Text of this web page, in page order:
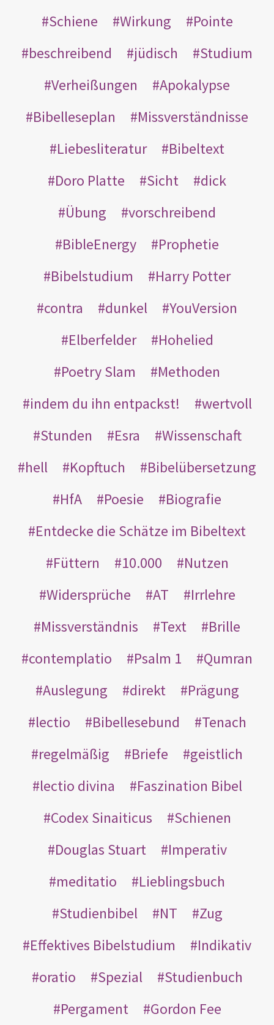
Schiene Wirkung
Pointe
beschreibend
jüdisch
Studium
Verheißungen
Apokalypse
Bibelleseplan
Missverständnisse
Liebesliteratur
Bibeltext
Doro Platte
Sicht
dick
Übung
vorschreibend
BibleEnergy
Prophetie
Bibelstudium
Harry Potter
contra
dunkel
YouVersion
Elberfelder
Hohelied
Poetry Slam
Methoden
indem du ihn entpackst!
wertvoll
Stunden
Esra
Wissenschaft
hell
Kopftuch
Bibelübersetzung
HfA
Poesie
Biografie
Entdecke die Schätze im Bibeltext
Füttern
10.000
Nutzen
Widersprüche
AT
Irrlehre
Missverständnis
Text
Brille
contemplatio
Psalm 1
Qumran
Auslegung
direkt
Prägung
lectio
Bibellesebund
Tenach
regelmäßig
Briefe
geistlich
lectio divina
Faszination Bibel
Codex Sinaiticus
Schienen
Douglas Stuart
Imperativ
meditatio
Lieblingsbuch
Studienbibel
NT
Zug
Effektives Bibelstudium
Indikativ
oratio
Spezial
Studienbuch
Pergament
Gordon Fee